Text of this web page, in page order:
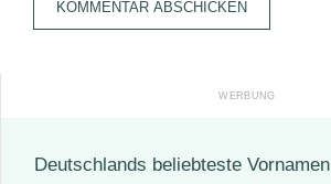
Deutschlands beliebteste Vornamen